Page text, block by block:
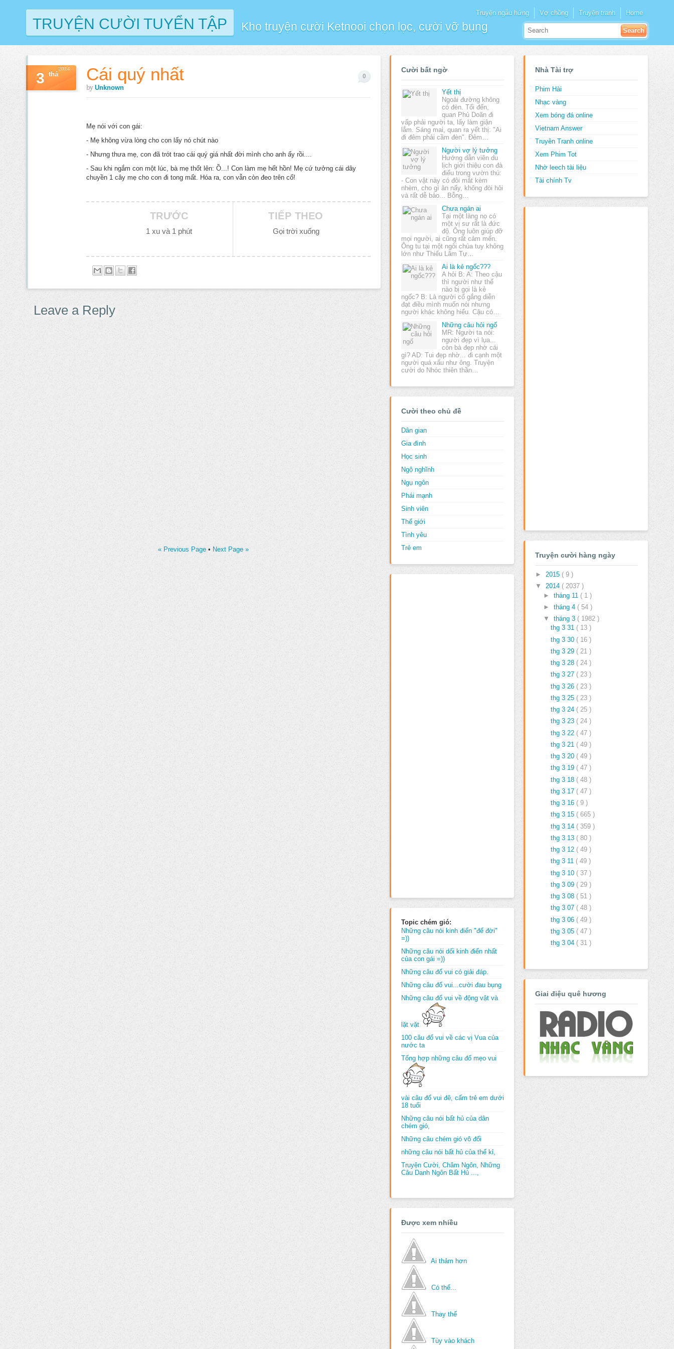
TRUYỆN CƯỜI TUYỂN TẬP Kho truyện cười Ketnooi chọn lọc, cười vỡ bụng
Truyện ngẫu hứng Vợ chồng Truyện tranh Home
Cái quý nhất
by Unknown
3 thá
2014
0
Mẹ nói với con gái:
- Mẹ không vừa lòng cho con lấy nó chút nào
- Nhưng thưa mẹ, con đã trót trao cái quý giá nhất đời mình cho anh ấy rồi....
- Sau khi ngắm con một lúc, bà mẹ thốt lên: Ồ...! Con làm mẹ hết hồn! Mẹ cứ tưởng cái dây
chuyền 1 cây mẹ cho con đi tong mất. Hóa ra, con vẫn còn đeo trên cổ!
TIẾP THEO
Gọi trời xuống
TRƯỚC
1 xu và 1 phút
Leave a Reply
« Previous Page • Next Page »
Cười bất ngờ
Yết thị
Ngoài đường không
có đèn. Tối đến,
quan Phủ Doãn đi
vấp phải người ta, lấy làm giận
lắm. Sáng mai, quan ra yết thị: "Ai
đi đêm phải cầm đèn". Ðêm…
Người vợ lý tưởng
Hướng dẫn viên du
lịch giới thiệu con đà
điểu trong vườn thú:
- Con vật này có đôi mắt kèm
nhèm, cho gì ăn nấy, không đòi hỏi
và rất dễ bảo... Bỗng…
Chưa ngán ai
Tại một làng nọ có
một vị sư rất là đức
độ. Ông luôn giúp đỡ
mọi người, ai cũng rất cảm mến.
Ông tu tại một ngôi chùa tuy không
lớn như Thiếu Lâm Tự…
Ai là kẻ ngốc???
A hỏi B: A: Theo cậu
thì người như thế
nào bị gọi là kẻ
ngốc? B: Là người cố gắng diễn
đạt điều mình muốn nói nhưng
người khác không hiểu. Cậu có…
Những câu hỏi ngố
MR: Người ta nói:
người đẹp vì lụa...
còn bà đẹp nhờ cái
gì? AD: Tui đẹp nhờ... đi cạnh một
người quá xấu như ông. Truyện
cười do Nhóc thiên thần…
Cười theo chủ đề
Dân gian
Gia đình
Học sinh
Ngộ nghĩnh
Ngụ ngôn
Phái mạnh
Sinh viên
Thế giới
Tình yêu
Trẻ em
Topic chém gió:
Những câu nói kinh điển "để đời"
=))
Những câu nói dối kinh điển nhất
của con gái =))
Những câu đố vui có giải đáp.
Những câu đố vui...cười đau bụng
Những câu đố vui về động vật và
lặt vặt
100 câu đố vui về các vị Vua của
nước ta
Tổng hợp những câu đố mẹo vui
vài câu đố vui đê, cấm trẻ em dưới
18 tuổi
Những câu nói bất hủ của dân
chém gió,
Những câu chém gió vô đối
những câu nói bất hủ của thế kỉ,
Truyện Cười, Châm Ngôn, Những
Câu Danh Ngôn Bất Hủ ...,
Được xem nhiều
Ai thảm hơn
Có thể...
Thay thế
Tùy vào khách
Nhà Tài trợ
Phim Hài
Nhạc vàng
Xem bóng đá online
Vietnam Answer
Truyên Tranh online
Xem Phim Tot
Nhờ leech tài liệu
Tài chính Tv
Truyện cười hàng ngày
► 2015 ( 9 )
▼ 2014 ( 2037 )
► tháng 11 ( 1 )
► tháng 4 ( 54 )
▼ tháng 3 ( 1982 )
thg 3 31 ( 13 )
thg 3 30 ( 16 )
thg 3 29 ( 21 )
thg 3 28 ( 24 )
thg 3 27 ( 23 )
thg 3 26 ( 23 )
thg 3 25 ( 23 )
thg 3 24 ( 25 )
thg 3 23 ( 24 )
thg 3 22 ( 47 )
thg 3 21 ( 49 )
thg 3 20 ( 49 )
thg 3 19 ( 47 )
thg 3 18 ( 48 )
thg 3 17 ( 47 )
thg 3 16 ( 9 )
thg 3 15 ( 665 )
thg 3 14 ( 359 )
thg 3 13 ( 80 )
thg 3 12 ( 49 )
thg 3 11 ( 49 )
thg 3 10 ( 37 )
thg 3 09 ( 29 )
thg 3 08 ( 51 )
thg 3 07 ( 48 )
thg 3 06 ( 49 )
thg 3 05 ( 47 )
thg 3 04 ( 31 )
Giai điệu quê hương